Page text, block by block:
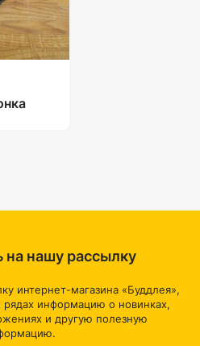
нашу рассылку
интернет-магазина «Буддлея»,
рядах информацию о новинках,
и другую полезную